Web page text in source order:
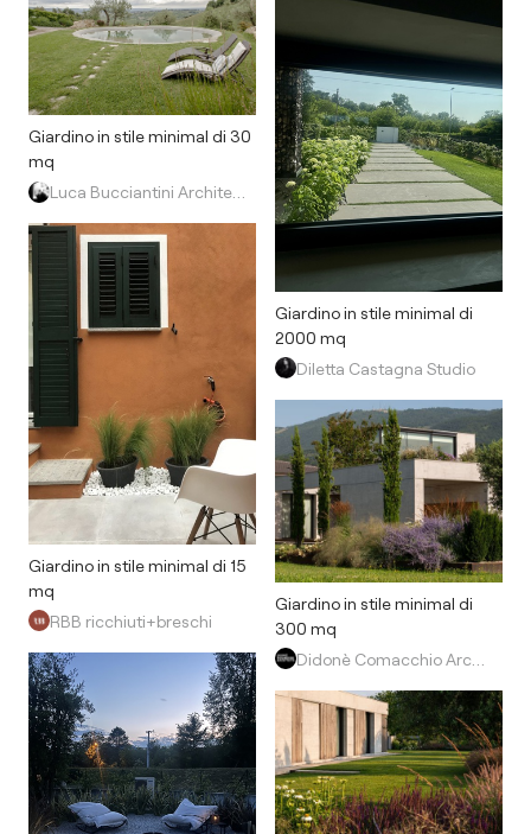
Giardino in stile minimal di 30
mq
Giardino in stile minimal di 15
mq
RBB ricchiuti+breschi
Giardino in stile minimal di
2000 mq
Diletta Castagna Studio
Giardino in stile minimal di
300 mq